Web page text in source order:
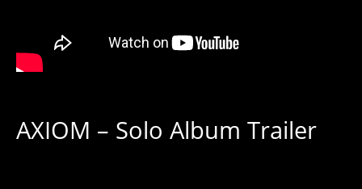
AXIOM – Solo Album Trailer